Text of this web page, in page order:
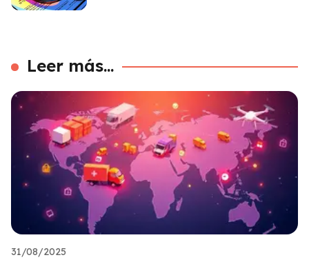
Leer más...
31/08/2025